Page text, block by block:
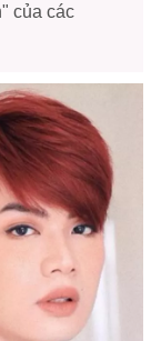
của các